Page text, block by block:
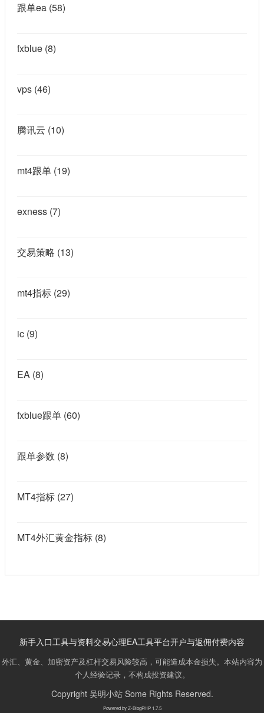
跟单ea (58)
fxblue (8)
vps (46)
腾讯云 (10)
mt4跟单 (19)
exness (7)
交易策略 (13)
mt4指标 (29)
ic (9)
EA (8)
fxblue跟单 (60)
跟单参数 (8)
MT4指标 (27)
MT4外汇黄金指标 (8)
新手入口工具与资料交易心理EA工具平台开户与返佣付费内容
外汇、黄金、加密资产及杠杆交易风险较高，可能造成本金损失。本站内容为
个人经验记录，不构成投资建议。
Copyright 吴明小站Some Rights Reserved.
Powered byZ-BlogPHP 1.7.5